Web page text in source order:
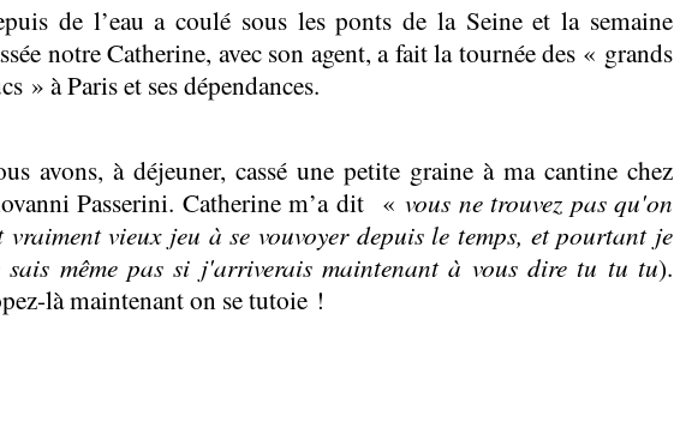
de l’eau a coulé sous les ponts de la Seine et la semaine
notre Catherine, avec son agent, a fait la tournée des « grands
» à Paris et ses dépendances.
avons, à déjeuner, cassé une petite graine à ma cantine chez
Passerini. Catherine m’a dit «vous ne trouvez pas qu'on
vraiment vieux jeu à se vouvoyer depuis le temps, et pourtant je
sais même pas si j'arriverais maintenant à vous dire tu tu tu).
là maintenant on se tutoie !